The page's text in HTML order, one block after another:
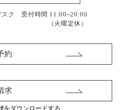
スク 受付時間 11:00~20:00
（火曜定休）
約
求
をダウンロードする